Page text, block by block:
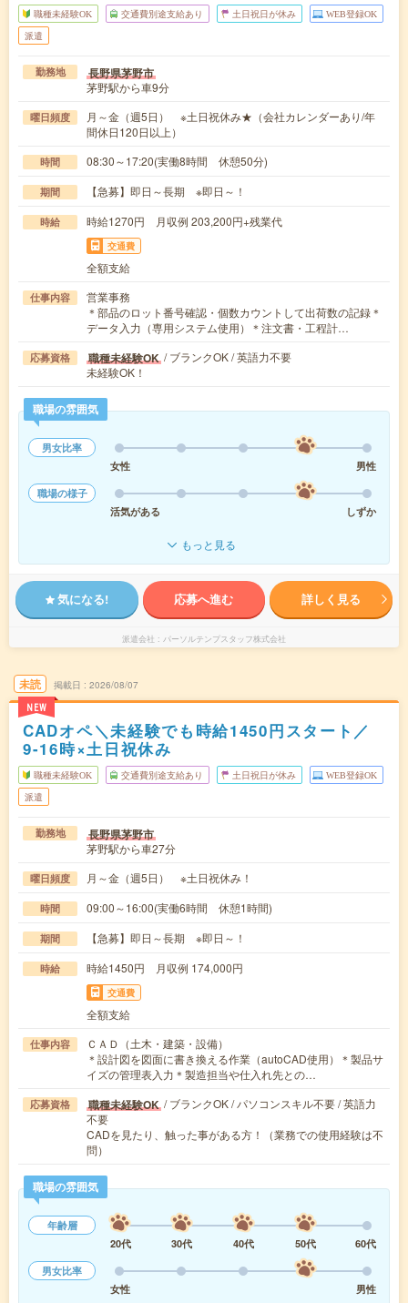
職種未経験OK 交通費別途支給あり 土日祝日が休み WEB登録OK
派遣
勤務地 長野県茅野市
茅野駅から車9分
曜日頻度
月～金（週5日） ※土日祝休み★（会社カレンダーあり/年
間休日120日以上）
時間 08:30～17:20(実働8時間 休憩50分)
期間 【急募】即日～長期 ※即日～！
時給 時給1270円 月収例 203,200円+残業代
交通費
全額支給
仕事内容
営業事務
＊部品のロット番号確認・個数カウントして出荷数の記録＊
データ入力（専用システム使用）＊注文書・工程計…
応募資格 職種未経験OK / ブランクOK / 英語力不要
未経験OK！
職場の雰囲気
男女比率
女性
男性
職場の様子
活気がある
しずか
もっと見る
気になる! 応募へ進む 詳しく見る
派遣会社 パーソルテンプスタッフ株式会社
未読
NEW
掲載日 2026/08/07
CADオペ＼未経験でも時給1450円スタート／
9-16時×土日祝休み
職種未経験OK 交通費別途支給あり 土日祝日が休み WEB登録OK
派遣
勤務地 長野県茅野市
茅野駅から車27分
曜日頻度 月～金（週5日） ※土日祝休み！
時間 09:00～16:00(実働6時間 休憩1時間)
期間 【急募】即日～長期 ※即日～！
時給 時給1450円 月収例 174,000円
交通費
全額支給
仕事内容
ＣＡＤ（土木・建築・設備）
＊設計図を図面に書き換える作業（autoCAD使用）＊製品サ
イズの管理表入力＊製造担当や仕入れ先との…
応募資格 職種未経験OK / ブランクOK / パソコンスキル不要 / 英語力
不要
CADを見たり、触った事がある方！（業務での使用経験は不
問）
職場の雰囲気
年齢層
20代
30代 40代 50代
60代
男女比率
女性
男性